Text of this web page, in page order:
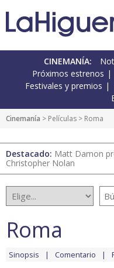
CINEMANÍA:
Próximos estrenos
Festivales y premios
Cinemanía > Películas > Roma
Destacado: Matt Damon
Christopher Nolan
Roma
Sinopsis Comentario